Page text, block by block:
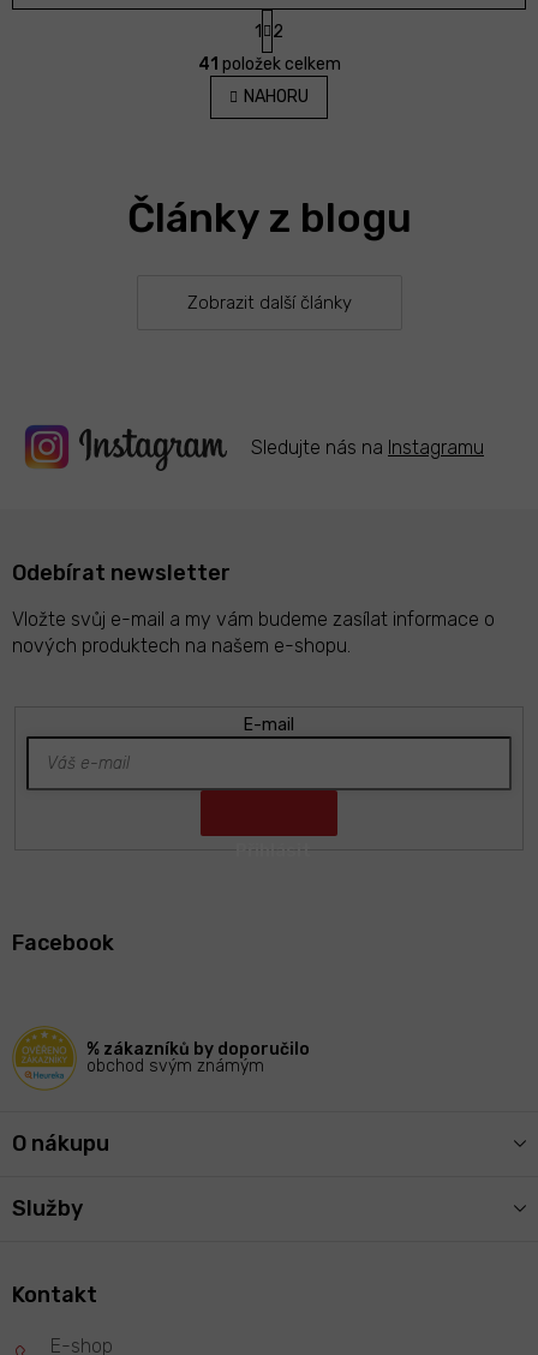
O
v
l
á
í
p
k
s
u
S
t
r
á
n
k
í
1
2
41 položek celkem
NAHORU
Články z blogu
Zobrazit další články
Sledujte nás na Instagramu
Odebírat newsletter
Vložte svůj e-mail a my vám budeme zasílat informace o
nových produktech na našem e-shopu.
E-mail
Facebook
% zákazníků by doporučilo
obchod svým známým
O nákupu
Služby
Kontakt